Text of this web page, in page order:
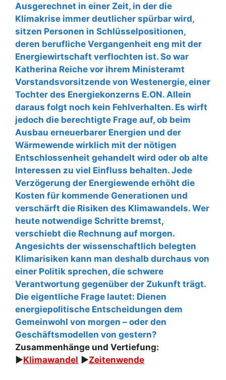
Ausgerechnet in einer Zeit, in der die
Klimakrise immer deutlicher spürbar wird,
sitzen Personen in Schlüsselpositionen,
deren berufliche Vergangenheit eng mit der
Energiewirtschaft verflochten ist. So war
Katherina Reiche vor ihrem Ministeramt
Vorstandsvorsitzende von Westenergie, einer
Tochter des Energiekonzerns E.ON. Allein
daraus folgt noch kein Fehlverhalten. Es wirft
jedoch die berechtigte Frage auf, ob beim
Ausbau erneuerbarer Energien und der
Wärmewende wirklich mit der nötigen
Entschlossenheit gehandelt wird oder ob alte
Interessen zu viel Einfluss behalten. Jede
Verzögerung der Energiewende erhöht die
Kosten für kommende Generationen und
verschärft die Risiken des Klimawandels. Wer
heute notwendige Schritte bremst,
verschiebt die Rechnung auf morgen.
Angesichts der wissenschaftlich belegten
Klimarisiken kann man deshalb durchaus von
einer Politik sprechen, die schwere
Verantwortung gegenüber der Zukunft trägt.
Die eigentliche Frage lautet: Dienen
energiepolitische Entscheidungen dem
Gemeinwohl von morgen – oder den
Geschäftsmodellen von gestern?
Zusammenhänge und Vertiefung:
►Klimawandel ►Zeitenwende